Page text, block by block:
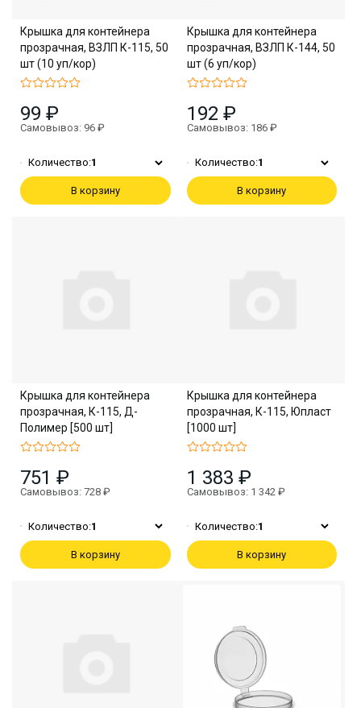
Крышка для контейнера
прозрачная, ВЗЛП К-115, 50
шт (10 уп/кор)
99 ₽
Самовывоз: 96 ₽
Количество:1
В корзину
Крышка для контейнера
прозрачная, ВЗЛП К-144, 50
шт (6 уп/кор)
192 ₽
Самовывоз: 186 ₽
Количество:1
В корзину
Крышка для контейнера
прозрачная, К-115, Д-
Полимер [500 шт]
751 ₽
Самовывоз: 728 ₽
Количество:1
В корзину
Крышка для контейнера
прозрачная, К-115, Юпласт
[1000 шт]
1 383 ₽
Самовывоз: 1 342 ₽
Количество:1
В корзину